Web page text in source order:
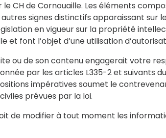
CH de Cornouaille. Les éléments
signes distinctifs apparaissant sur
en vigueur sur la propriété
et font l’objet d’une utilisation
ou de son contenu engagerait votre
par les articles L335-2 et suivants
impératives soumet le
prévues par la loi.
de modifier à tout moment les